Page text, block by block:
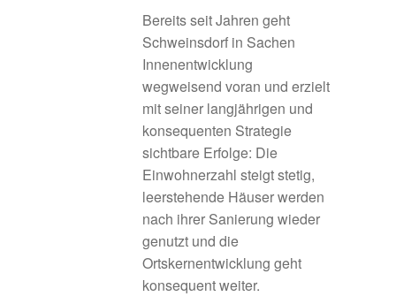
Betreibermodelle
Bürgerbus Region Rothenburg
Das Regionalbudget
Der Weg zur Hausarztpraxis
Die Untersuchungsregionen
Fördermöglichkeiten und Programme
Bereits seit Jahren geht
Schweinsdorf in Sachen
Innenentwicklung
wegweisend voran und erzielt
mit seiner langjährigen und
konsequenten Strategie
sichtbare Erfolge: Die
Einwohnerzahl steigt stetig,
leerstehende Häuser werden
nach ihrer Sanierung wieder
genutzt und die
Ortskernentwicklung geht
konsequent weiter.